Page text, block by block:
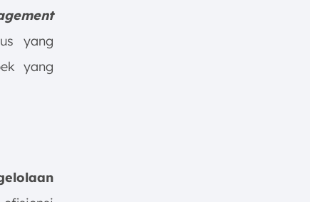
yang
yang